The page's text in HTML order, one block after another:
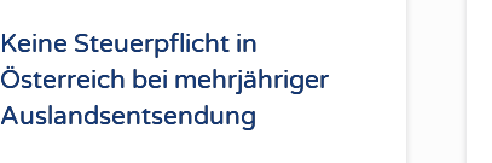
Keine Steuerpflicht in
Österreich bei mehrjähriger
Auslandsentsendung